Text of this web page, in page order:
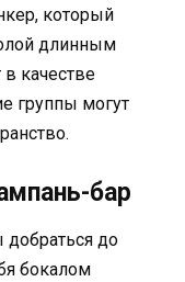
который
длинным
качестве
группы могут
бар
добраться до
бокалом